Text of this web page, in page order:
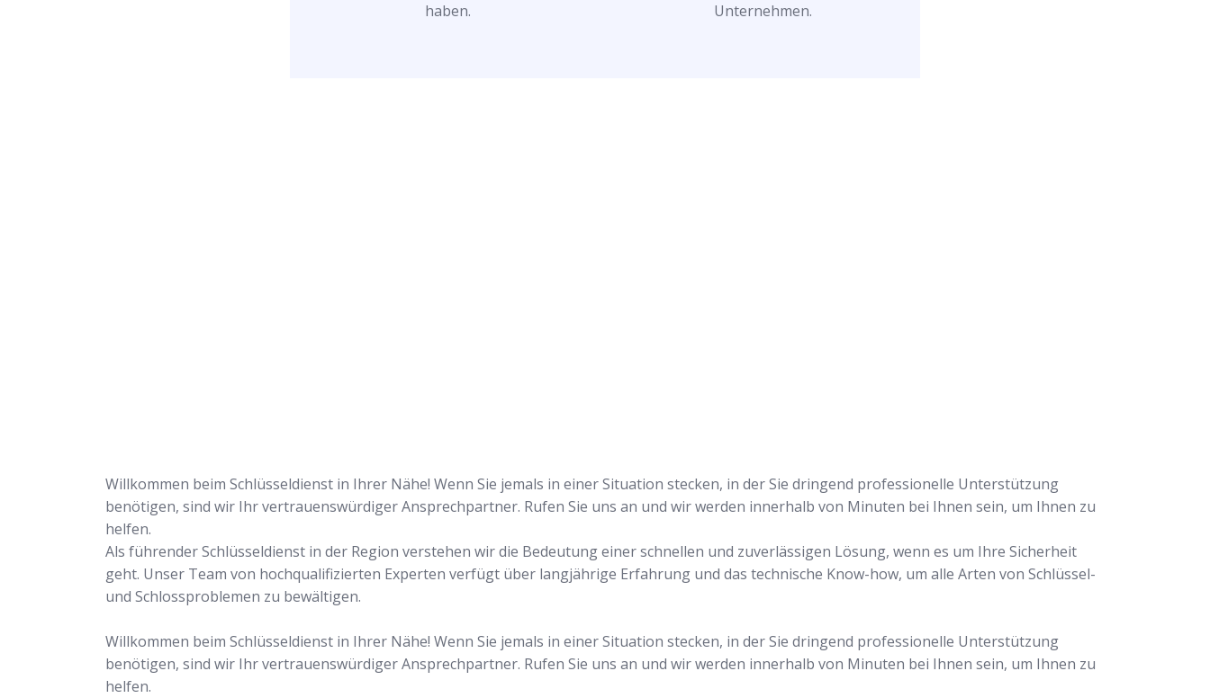
haben.
Unternehmen.
Willkommen beim Schlüsseldienst in Ihrer Nähe! Wenn Sie jemals in einer Situation stecken, in der Sie dringend professionelle Unterstützung
benötigen, sind wir Ihr vertrauenswürdiger Ansprechpartner. Rufen Sie uns an und wir werden innerhalb von Minuten bei Ihnen sein, um Ihnen zu
helfen.
Als führender Schlüsseldienst in der Region verstehen wir die Bedeutung einer schnellen und zuverlässigen Lösung, wenn es um Ihre Sicherheit
geht. Unser Team von hochqualifizierten Experten verfügt über langjährige Erfahrung und das technische Know-how, um alle Arten von Schlüssel-
und Schlossproblemen zu bewältigen.
Willkommen beim Schlüsseldienst in Ihrer Nähe! Wenn Sie jemals in einer Situation stecken, in der Sie dringend professionelle Unterstützung
benötigen, sind wir Ihr vertrauenswürdiger Ansprechpartner. Rufen Sie uns an und wir werden innerhalb von Minuten bei Ihnen sein, um Ihnen zu
helfen.